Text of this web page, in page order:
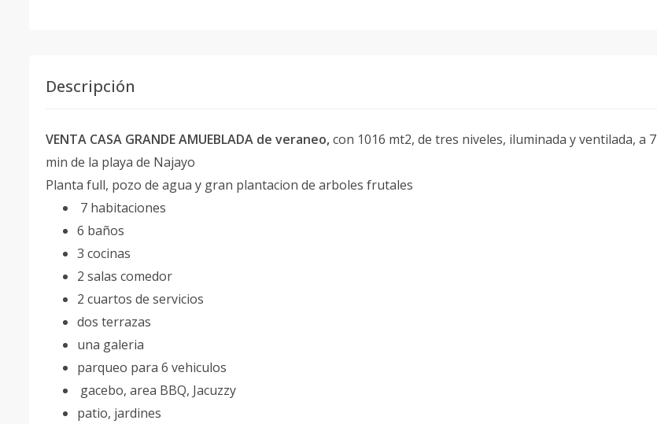
Descripción
VENTA CASA GRANDE AMUEBLADA de veraneo,con 1016 mt2, de tres niveles, iluminada y ventilada, a 7
min de la playa de Najayo
Planta full, pozo de agua y gran plantacion de arboles frutales
7 habitaciones
6 baños
3 cocinas
2 salas comedor
2 cuartos de servicios
dos terrazas
una galeria
parqueo para 6 vehiculos
gacebo, area BBQ, Jacuzzy
patio, jardines